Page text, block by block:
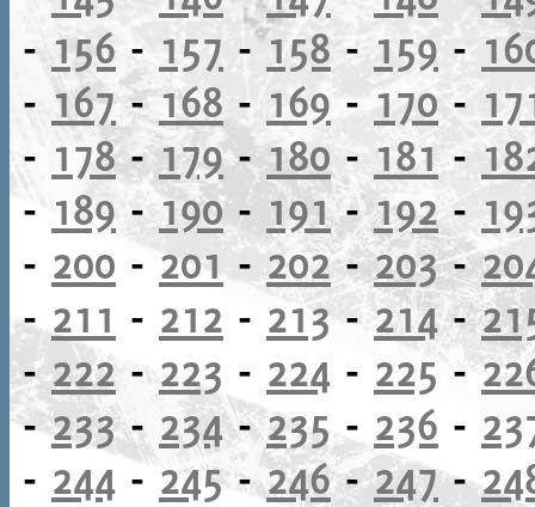
-156 -157 -158 - 159 -
- 167-168 - 169-170 -
- 178-179-180 - 181 -
- 189 -190- 191-192-
- 200 -201 -202-203-
- 211 - 212 - 213-214-
-222-223 - 224 - 225-
-233- 234-235- 236 -
- 244 - 245-246-247-